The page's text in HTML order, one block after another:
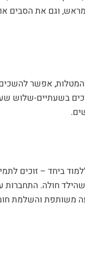
וגם את הסבים
המטלות, אפשר
בשעתיים-שלוש
ביחד – זוכים
חולה. התחברות
משותפת והשלמת